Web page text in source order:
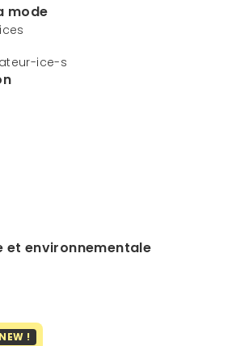
mode
ice-s
et environnementale
NEW !